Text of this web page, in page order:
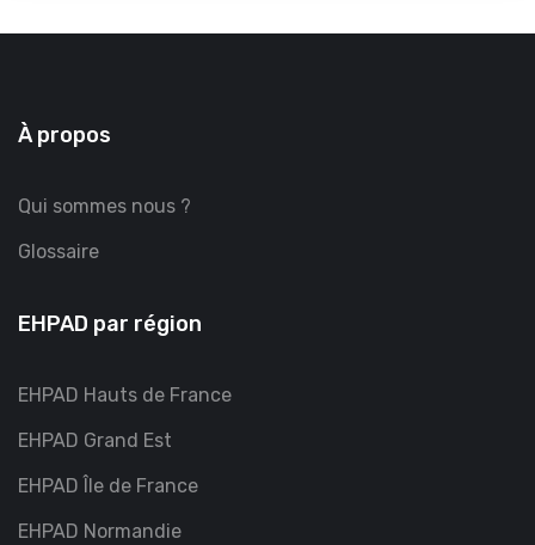
À propos
Qui sommes nous ?
Glossaire
EHPAD par région
EHPAD Hauts de France
EHPAD Grand Est
EHPAD Île de France
EHPAD Normandie